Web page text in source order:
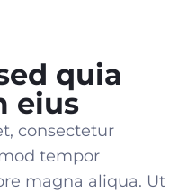
quia
eius
consectetur
tempor
magna aliqua. Ut